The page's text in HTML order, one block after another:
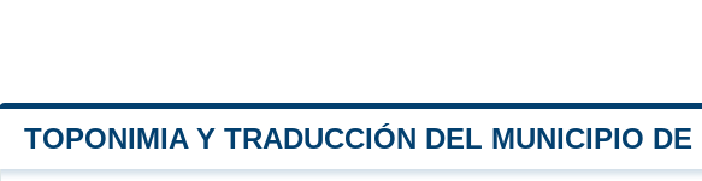
TOPONIMIA Y TRADUCCIÓN DEL MUNICIPIO DE